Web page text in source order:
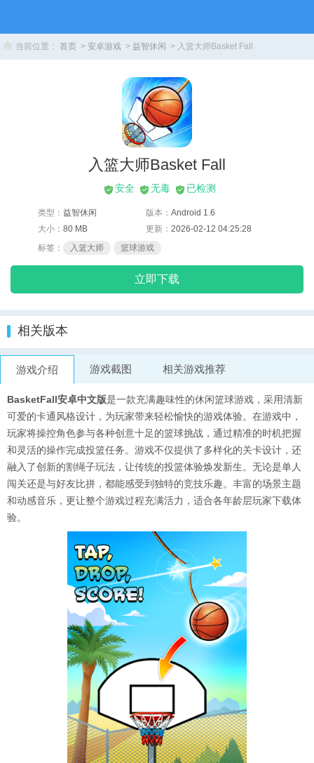
当前位置： 首页 > 安卓游戏 > 益智休闲 > 入篮大师Basket Fall
入篮大师Basket Fall
安全 无毒 已检测
立即下载
类型： 益智休闲 版本： Android 1.6
大小： 80 MB 更新： 2026-02-12 04:25:28
标签：
入篮大师 篮球游戏
相关版本
游戏介绍 游戏截图 相关游戏推荐
BasketFall安卓中文版是一款充满趣味性的休闲篮球游戏，采用清新
可爱的卡通风格设计，为玩家带来轻松愉快的游戏体验。在游戏中，
玩家将操控角色参与各种创意十足的篮球挑战，通过精准的时机把握
和灵活的操作完成投篮任务。游戏不仅提供了多样化的关卡设计，还
融入了创新的割绳子玩法，让传统的投篮体验焕发新生。无论是单人
闯关还是与好友比拼，都能感受到独特的竞技乐趣。丰富的场景主题
和动感音乐，更让整个游戏过程充满活力，适合各年龄层玩家下载体
验。